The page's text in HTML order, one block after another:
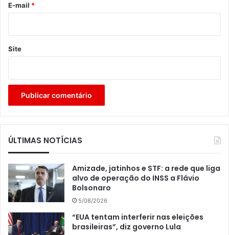
*
E-mail *
Site
ÚLTIMAS NOTÍCIAS
Amizade, jatinhos e STF: a rede que liga
alvo de operação do INSS a Flávio
Bolsonaro
5/08/2026
“EUA tentam interferir nas eleições
brasileiras”, diz governo Lula